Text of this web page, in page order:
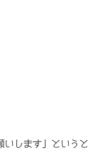
いします」というと